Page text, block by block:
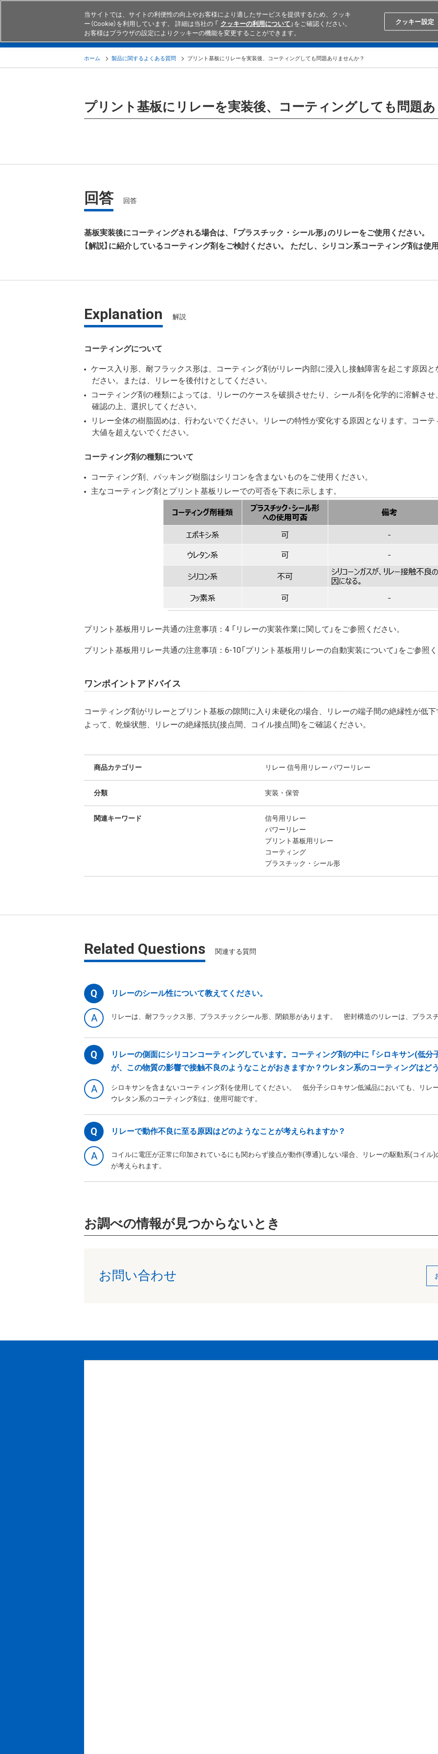
Japan Search
製品 業界・用途別商品 知る・学ぶ テクニカルサポート
ホーム 製品に関するよくある質問 プリント基板にリレーを実装後、コーティングしても問題ありませんか？
プリント基板にリレーを実装後、コーティングしても問題
回答 回答
基板実装後にコーティングされる場合は、「プラスチック・シール形」のリレーをご使用ください。
【解説】に紹介しているコーティング剤をご検討ください。 ただし、シリコン系コーティング剤は使
Explanation 解説
コーティングについて
ケース入り形、耐フラックス形は、コーティング剤がリレー内部に浸入し接触障害を起こす原因と
ださい。または、リレーを後付けとしてください。
コーティング剤の種類によっては、リレーのケースを破損させたり、シール剤を化学的に溶解さ
確認の上、選択してください。
リレー全体の樹脂固めは、行わないでください。リレーの特性が変化する原因となります。コー
大値を超えないでください。
コーティング剤の種類について
コーティング剤、パッキング樹脂はシリコンを含まないものをご使用ください。
主なコーティング剤とプリント基板リレーでの可否を下表に示します。
プリント基板用リレー共通の注意事項：4 「リレーの実装作業に関して」をご参照ください。
プリント基板用リレー共通の注意事項：6-10「プリント基板用リレーの自動実装について」をご参照く
ワンポイントアドバイス
コーティング剤がリレーとプリント基板の隙間に入り未硬化の場合、リレーの端子間の絶縁性が低下
よって、乾燥状態、リレーの絶縁抵抗(接点間、コイル接点間)をご確認ください。
商品カテゴリー リレー 信号用リレー パワーリレー
分類 実装・保管
関連キーワード
信号用リレー
パワーリレー
プリント基板用リレー
コーティング
プラスチック・シール形
Related Questions 関連する質問
Q リレーのシール性について教えてください。
A リレーは、耐フラックス形、プラスチックシール形、閉鎖形があります。 密封構造のリレーは、プラス
Q
リレーの側面にシリコンコーティングしています。コーティング剤の中に 「シロキサン(低分
が、この物質の影響で接触不良のようなことがおきますか？ウレタン系のコーティングはど
A
シロキサンを含まないコーティング剤を使用してください。 低分子シロキサン低減品においても、リレ
ウレタン系のコーティング剤は、使用可能です。
Q リレーで動作不良に至る原因はどのようなことが考えられますか？
A
コイルに電圧が正常に印加されているにも関わらず接点が動作(導通)しない場合、リレーの駆動系(コイル
が考えられます。
お調べの情報が見つからないとき
お問い合わせ
当サイトでは、サイトの利便性の向上やお客様により適したサービスを提供するため、クッキ
ー（Cookie）を利用しています。 詳細は当社の 「 クッキーの利用について 」をご確認ください。
お客様はブラウザの設定によりクッキーの機能を変更することができます。
クッキー設定